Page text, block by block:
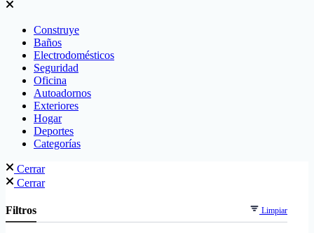
Construye
Baños
Electrodomésticos
Seguridad
Oficina
Autoadornos
Exteriores
Hogar
Deportes
Categorías
Cerrar
Cerrar
Filtros Limpiar